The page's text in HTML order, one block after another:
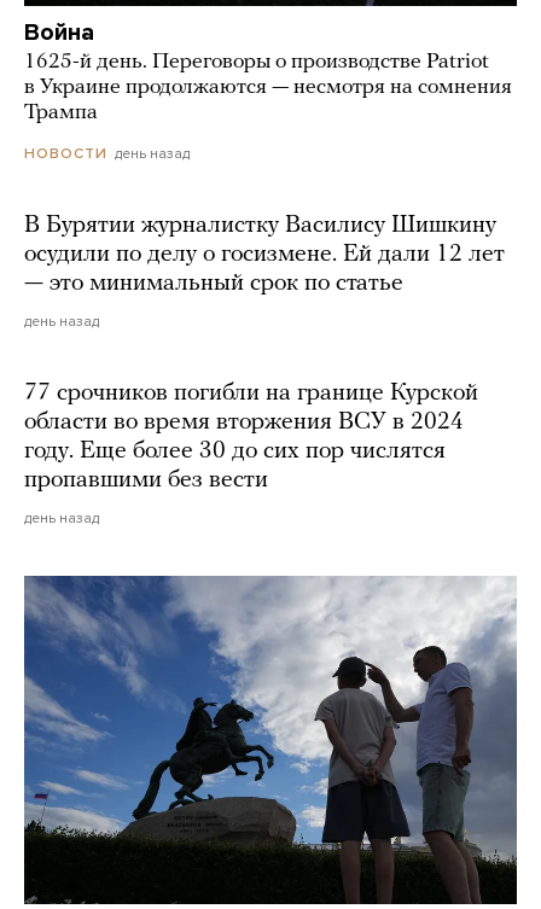
Война
1625-й день. Переговоры о производстве Patriot
в Украине продолжаются — несмотря на сомнения
Трампа
НОВОСТИ день назад
В Бурятии журналистку Василису Шишкину
осудили по делу о госизмене. Ей дали 12 лет
— это минимальный срок по статье
день назад
77 срочников погибли на границе Курской
области во время вторжения ВСУ в 2024
году. Еще более 30 до сих пор числятся
пропавшими без вести
день назад